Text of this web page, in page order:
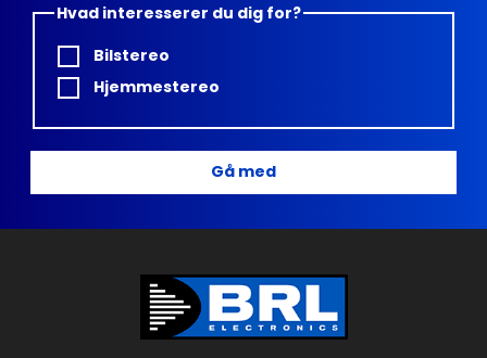
Hvad interesserer du dig for?
Bilstereo
Hjemmestereo
Gå med